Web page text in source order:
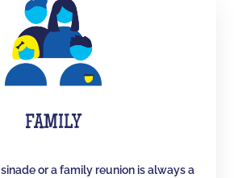
FAMILY
or a family reunion is always a